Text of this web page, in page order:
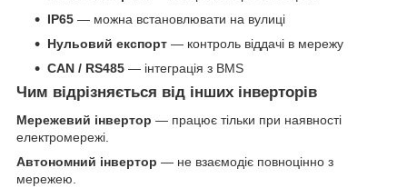
IP65 — можна встановлювати на вулиці
Нульовий експорт — контроль віддачі в мережу
CAN / RS485 — інтеграція з BMS
Чим відрізняється від інших інверторів
Мережевий інвертор — працює тільки при наявності
електромережі.
Автономний інвертор — не взаємодіє повноцінно з
мережею.